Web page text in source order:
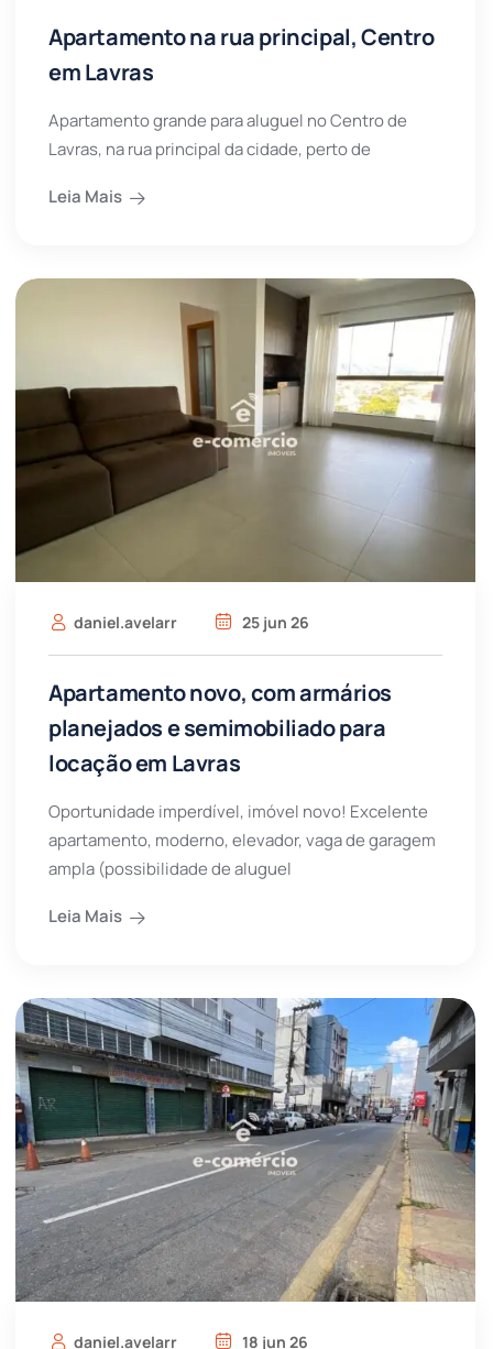
Apartamento na rua principal, Centro
em Lavras
Apartamento grande para aluguel no Centro de
Lavras, na rua principal da cidade, perto de
Leia Mais
daniel.avelarr 25 jun 26
Apartamento novo, com armários
planejados e semimobiliado para
locação em Lavras
Oportunidade imperdível, imóvel novo! Excelente
apartamento, moderno, elevador, vaga de garagem
ampla (possibilidade de aluguel
Leia Mais
daniel.avelarr 18 jun 26